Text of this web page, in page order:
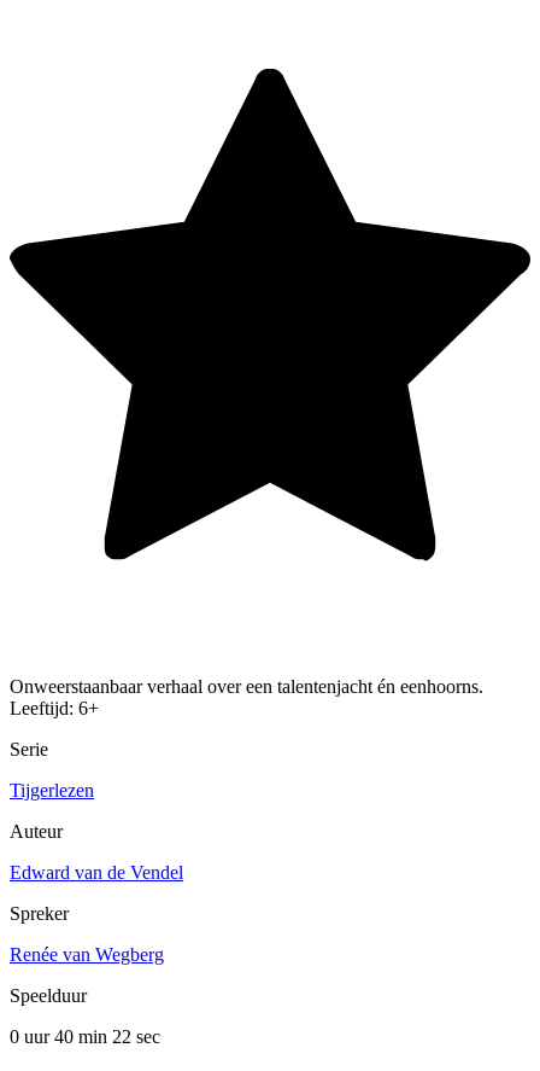
Onweerstaanbaar verhaal over een talentenjacht én eenhoorns.
Leeftijd: 6+
Serie
Tijgerlezen
Auteur
Edward van de Vendel
Spreker
Renée van Wegberg
Speelduur
0 uur 40 min 22 sec